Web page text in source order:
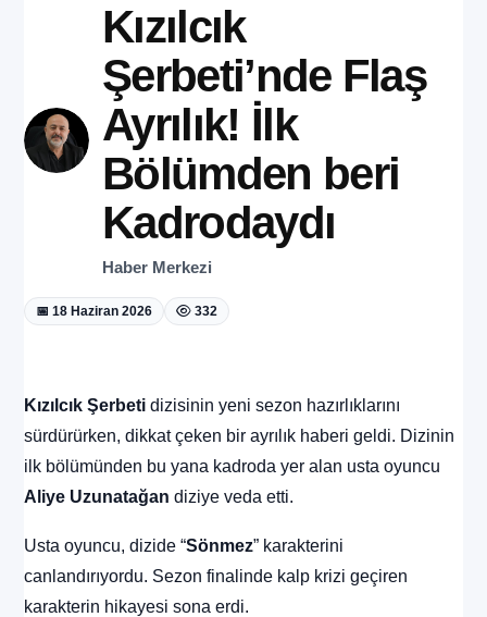
Kızılcık
Şerbeti’nde Flaş
Ayrılık! İlk
Bölümden beri
Kadrodaydı
Haber Merkezi
📅 18 Haziran 2026 332
Kızılcık Şerbeti dizisinin yeni sezon hazırlıklarını
sürdürürken, dikkat çeken bir ayrılık haberi geldi. Dizinin
ilk bölümünden bu yana kadroda yer alan usta oyuncu
Aliye Uzunatağan diziye veda etti.
Usta oyuncu, dizide “Sönmez” karakterini
canlandırıyordu. Sezon finalinde kalp krizi geçiren
karakterin hikayesi sona erdi.